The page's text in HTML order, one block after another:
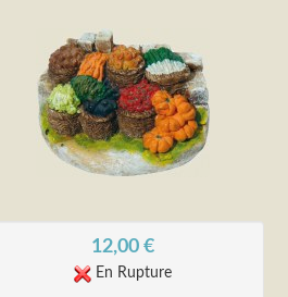
12,00 €
En Rupture